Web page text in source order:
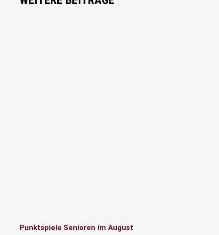
Punktspiele Senioren im August